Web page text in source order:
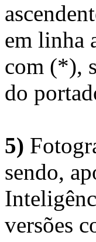
em linha
com (*),
do
5)
sendo,
versões